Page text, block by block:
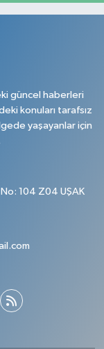
güncel haberleri
konuları tarafsız
yaşayanlar için
No: 104 Z04 UŞAK